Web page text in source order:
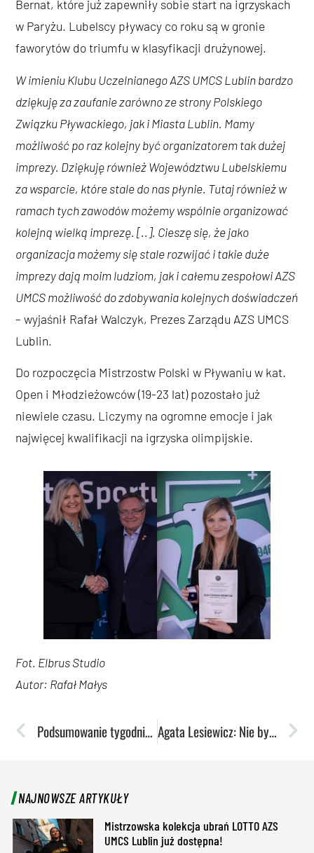
Bernat, które już zapewniły sobie start na igrzyskach
w Paryżu. Lubelscy pływacy co roku są w gronie
faworytów do triumfu w klasyfikacji drużynowej.
W imieniu Klubu Uczelnianego AZS UMCS Lublin bardzo
dziękuję za zaufanie zarówno ze strony Polskiego
Związku Pływackiego, jak i Miasta Lublin. Mamy
możliwość po raz kolejny być organizatorem tak dużej
imprezy. Dziękuję również Województwu Lubelskiemu
za wsparcie, które stale do nas płynie. Tutaj również w
ramach tych zawodów możemy wspólnie organizować
kolejną wielką imprezę. [..]. Cieszę się, że jako
organizacja możemy się stale rozwijać i takie duże
imprezy dają moim ludziom, jak i całemu zespołowi AZS
UMCS możliwość do zdobywania kolejnych doświadczeń
– wyjaśnił Rafał Walczyk, Prezes Zarządu AZS UMCS
Lublin.
Do rozpoczęcia Mistrzostw Polski w Pływaniu w kat.
Open i Młodzieżowców (19-23 lat) pozostało już
niewiele czasu. Liczymy na ogromne emocje i jak
najwięcej kwalifikacji na igrzyska olimpijskie.
Fot. Elbrus Studio
Autor: Rafał Małys
Podsumowanie tygodnia: Agata Lesiewicz obroniła tytuł mistrzowski Agata Lesiewicz: Nie byłam w stanie normalnie chodzić do 3-4 dni przed Akademickimi Mistrzostwami Polski
NAJNOWSZE ARTYKUŁY
Mistrzowska kolekcja ubrań LOTTO AZS
UMCS Lublin już dostępna!